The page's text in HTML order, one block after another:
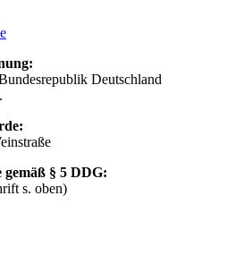
Deutschland
§ 5 DDG:
s. oben)